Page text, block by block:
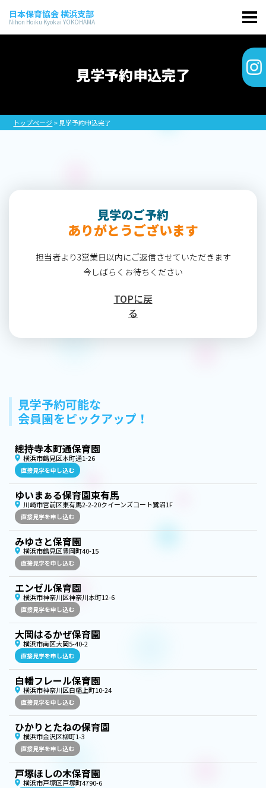
日本保育協会 横浜支部
Nihon Hoiku Kyokai YOKOHAMA
見学予約申込完了
トップページ> 見学予約申込完了
見学のご予約
ありがとうございます
担当者より3営業日以内にご返信させていただきます
今しばらくお待ちください
TOPに戻
る
見学予約可能な
会員園をピックアップ！
總持寺本町通保育園
横浜市鶴見区本町通1-26
直接見学を申し込む
ゆいまぁる保育園東有馬
川崎市宮前区東有馬2-2-20クイーンズコート鷺沼1F
直接見学を申し込む
みゆさと保育園
横浜市鶴見区豊岡町40-15
直接見学を申し込む
エンゼル保育園
横浜市神奈川区神奈川本町12-6
直接見学を申し込む
大岡はるかぜ保育園
横浜市南区大岡5-40-2
直接見学を申し込む
白幡フレール保育園
横浜市神奈川区白幡上町10-24
直接見学を申し込む
ひかりとたねの保育園
横浜市金沢区柳町1-3
直接見学を申し込む
戸塚ほしの木保育園
横浜市戸塚区戸塚町4790-6